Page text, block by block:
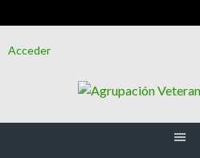
alAcceder